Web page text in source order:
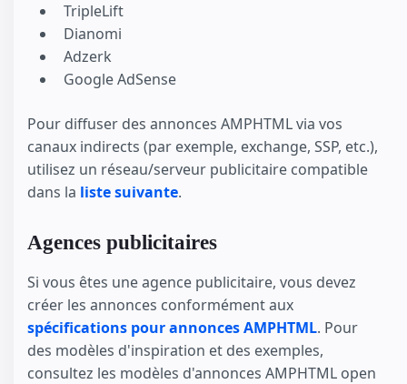
TripleLift
Dianomi
Adzerk
Google AdSense
Pour diffuser des annonces AMPHTML via vos
canaux indirects (par exemple, exchange, SSP, etc.),
utilisez un réseau/serveur publicitaire compatible
dans la liste suivante.
Agences publicitaires
Si vous êtes une agence publicitaire, vous devez
créer les annonces conformément aux
spécifications pour annonces AMPHTML. Pour
des modèles d'inspiration et des exemples,
consultez les modèles d'annonces AMPHTML open